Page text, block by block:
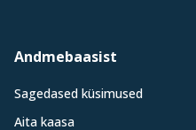
Andmebaasist
Sagedased küsimused
Aita kaasa